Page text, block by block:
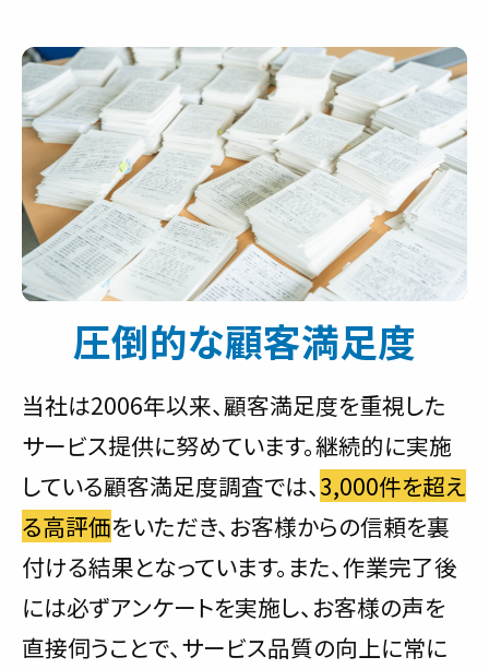
圧倒的な顧客満足度
当社は2006年以来、顧客満足度を重視した
サービス提供に努めています。継続的に実施
している顧客満足度調査では、 3,000件を超え
る高評価をいただき、お客様からの信頼を裏
付ける結果となっています。また、作業完了後
には必ずアンケートを実施し、お客様の声を
直接伺うことで、サービス品質の向上に常に